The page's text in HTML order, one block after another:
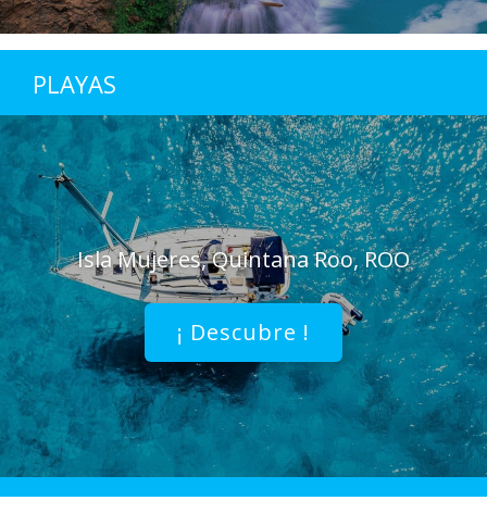
PLAYAS
Isla Mujeres, Quintana Roo, ROO
¡ Descubre !